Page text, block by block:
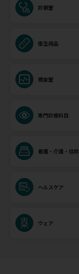
診察室
衛生用品
検査室
専門診療科目
看護・介護・往診
ヘルスケア
ウェア